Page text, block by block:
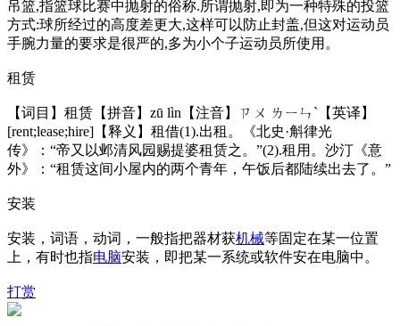
吊篮,指篮球比赛中抛射的俗称.所谓抛射,即为一种特殊的投篮
方式:球所经过的高度差更大,这样可以防止封盖,但这对运动员
手腕力量的要求是很严的,多为小个子运动员所使用。
租赁
【词目】租赁【拼音】zū lìn【注音】ㄗㄨ ㄌㄧㄣˋ【英译】
[rent;lease;hire]【释义】租借(1).出租。《北史·斛律光
传》：“帝又以邺清风园赐提婆租赁之。”(2).租用。沙汀《意
外》：“租赁这间小屋内的两个青年，午饭后都陆续出去了。”
安装
安装，词语，动词，一般指把器材获机械等固定在某一位置
上，有时也指电脑安装，即把某一系统或软件安在电脑中。
打赏